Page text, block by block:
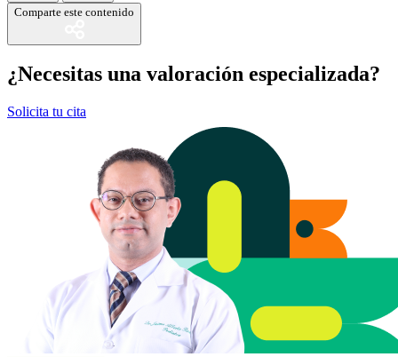
Comparte este contenido
¿Necesitas una valoración especializada?
Solicita tu cita